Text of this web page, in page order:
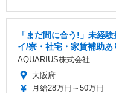
「まだ間に合う!」未経
イ/寮・社宅・家賃補助あ
AQUARIUS株式会社
大阪府
月給28万円～50万円